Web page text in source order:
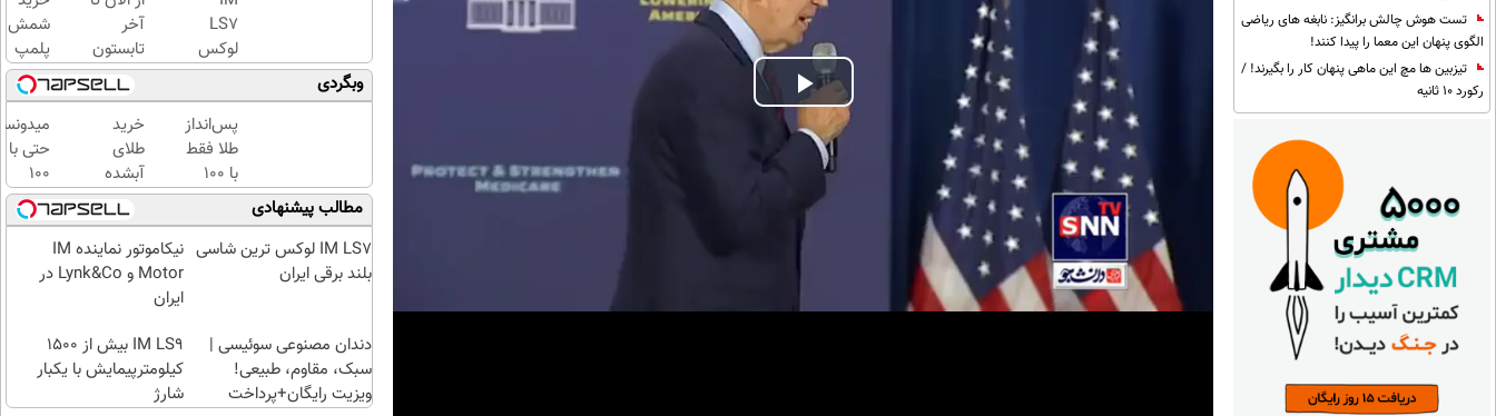
تست هوش چالش برانگیز: نابغه های ریاضی
الگوی پنهان این معما را پیدا کنند!
تیزبین ها مچ این ماهی پنهان کار را بگیرند! /
رکورد 10 ثانیه
Play
Video
LS7
لوکس
ترین
شاسی
بلند
برقی
ایران
آخر
تابستون
حداقل
12کیلو
چربی
میسوزونی
🧨
شمش
پلمپ
طلاسی،
از ۰.۵
گرم تا
۱۰ گرم
وبگردی
پس‌انداز
طلا فقط
با ۱۰۰
هزارتومان
(امن و
راحت)
خرید
طلای
آبشده
حتی با
۱۰۰هزارتومان
حتی با
۱۰۰
هم
طلا
مطالب پیشنهادی
IM LS7 لوکس ترین شاسی
بلند برقی ایران
نیکاموتور نماینده IM
Motor و Lynk&Co در
ایران
دندان مصنوعی سوئیسی |
سبک، مقاوم، طبیعی!
ویزیت رایگان+پرداخت
IM LS9 بیش از 1500
کیلومترپیمایش با یکبار
شارژ